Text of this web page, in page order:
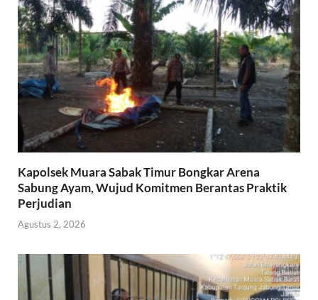
Kapolsek Muara Sabak Timur Bongkar Arena
Sabung Ayam, Wujud Komitmen Berantas Praktik
Perjudian
Agustus 2, 2026